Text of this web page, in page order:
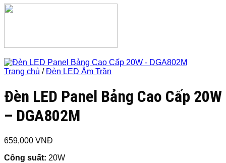
Trang chủ / Đèn LED Âm Trần
Đèn LED Panel Bảng Cao Cấp 20W
– DGA802M
659,000 VNĐ
Công suất: 20W